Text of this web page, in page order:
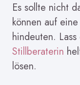
Es sollte nicht
können auf eine
hindeuten.
Stillberaterin
lösen.